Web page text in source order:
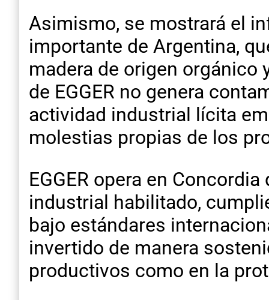
Asimismo, se mostrará el
importante de Argentina,
madera de origen
de EGGER no genera
actividad industrial lícita
molestias propias de los
EGGER opera en
industrial habilitado,
bajo estándares
invertido de manera
productivos como en la